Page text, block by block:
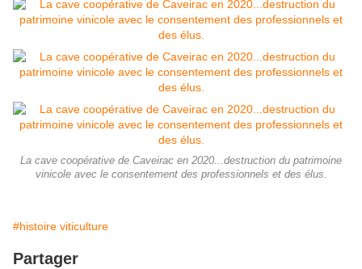
La cave coopérative de Caveirac en 2020...destruction du patrimoine
vinicole avec le consentement des professionnels et des élus.
#histoire viticulture
Partager